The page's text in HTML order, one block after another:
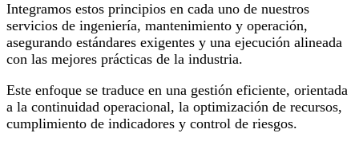
Integramos estos principios en cada uno de nuestros
servicios de ingeniería, mantenimiento y operación,
asegurando estándares exigentes y una ejecución alineada
con las mejores prácticas de la industria.
Este enfoque se traduce en una gestión eficiente, orientada
a la continuidad operacional, la optimización de recursos,
cumplimiento de indicadores y control de riesgos.